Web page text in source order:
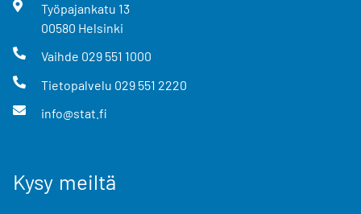
Työpajankatu 13
00580 Helsinki
Vaihde 029 551 1000
Tietopalvelu 029 551 2220
info@stat.fi
Kysy meiltä